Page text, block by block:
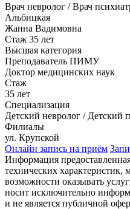
Врач невролог / Врач
Альбицкая
Жанна Вадимовна
Стаж 35 лет
Высшая категория
Преподаватель ПИМУ
Доктор медицинских наук
Стаж
35 лет
Специализация
Детский невролог / Детский
Филиалы
ул. Крупской
Онлайн запись на приём
Информация
технических характеристик,
возможности оказывать
носит исключительно
и не является публичной